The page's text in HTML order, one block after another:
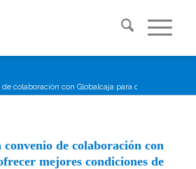
colaboración con Globalcaja para ofrecer mejores
de colaboración con
mejores condiciones de